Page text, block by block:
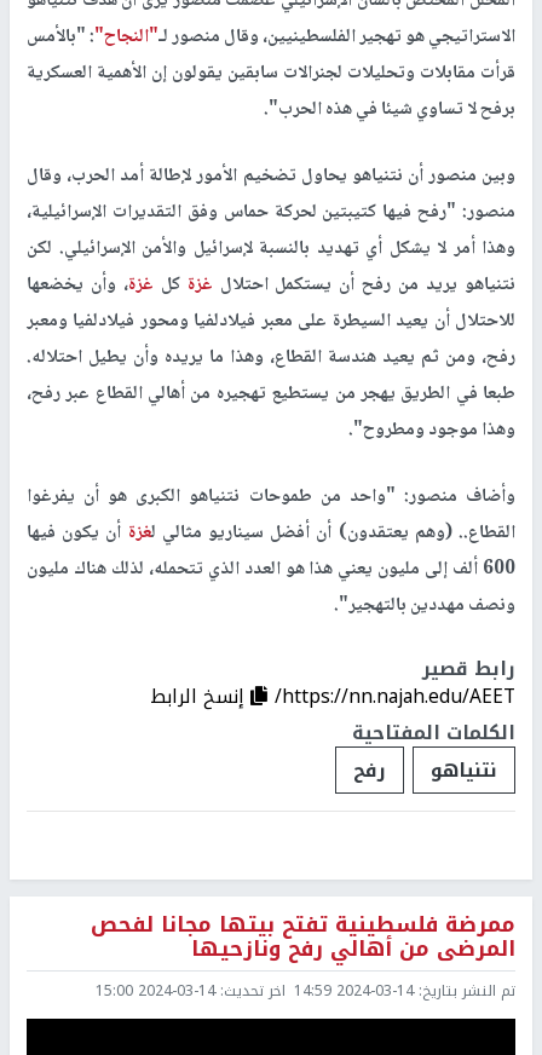
الاستراتيجي هو تهجير الفلسطينيين، وقال منصور لـ"النجاح": "بالأمس
قرأت مقابلات وتحليلات لجنرالات سابقين يقولون إن الأهمية العسكرية
برفح لا تساوي شيئا في هذه الحرب".
وبين منصور أن نتنياهو يحاول تضخيم الأمور لإطالة أمد الحرب، وقال
منصور: "رفح فيها كتيبتين لحركة حماس وفق التقديرات الإسرائيلية،
وهذا أمر لا يشكل أي تهديد بالنسبة لإسرائيل والأمن الإسرائيلي. لكن
نتنياهو يريد من رفح أن يستكمل احتلال غزة كل غزة، وأن يخضعها
للاحتلال أن يعيد السيطرة على معبر فيلادلفيا ومحور فيلادلفيا ومعبر
رفح، ومن ثم يعيد هندسة القطاع، وهذا ما يريده وأن يطيل احتلاله.
طبعا في الطريق يهجر من يستطيع تهجيره من أهالي القطاع عبر رفح،
وهذا موجود ومطروح".
وأضاف منصور: "واحد من طموحات نتنياهو الكبرى هو أن يفرغوا
القطاع.. (وهم يعتقدون) أن أفضل سيناريو مثالي لغزة أن يكون فيها
600 ألف إلى مليون يعني هذا هو العدد الذي تتحمله، لذلك هناك مليون
ونصف مهددين بالتهجير".
رابط قصير
https://nn.najah.edu/AEET/
إنسخ الرابط
الكلمات المفتاحية
نتنياهو
رفح
ممرضة فلسطينية تفتح بيتها مجانا لفحص
المرضى من أهالي رفح ونازحيها
تم النشر بتاريخ:2024-03-14 14:59 اخر تحديث:2024-03-14 15:00